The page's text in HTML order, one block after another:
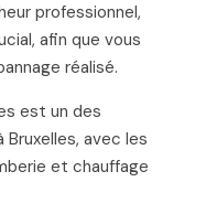
professionnel,
afin que vous
réalisé.
est un des
avec les
et chauffage